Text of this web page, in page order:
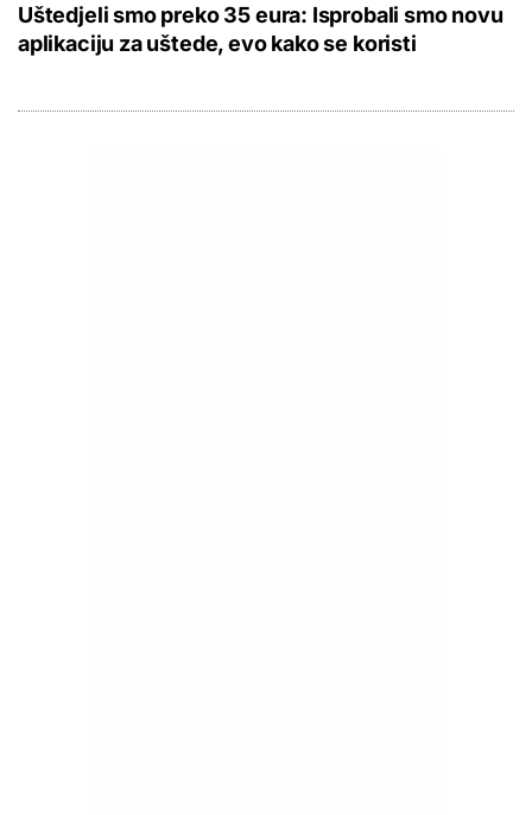
Uštedjeli smo preko 35 eura: Isprobali smo novu
aplikaciju za uštede, evo kako se koristi